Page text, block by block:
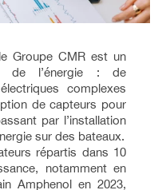
Groupe CMR est un
de l’énergie : de
complexes
de capteurs pour
par l’installation
sur des bateaux.
répartis dans 10
notamment en
Amphenol en 2023,